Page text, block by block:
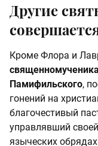
Другие
Кроме Флора и
Памифильского,
гонений на
благочестивый
управлявший
языческих